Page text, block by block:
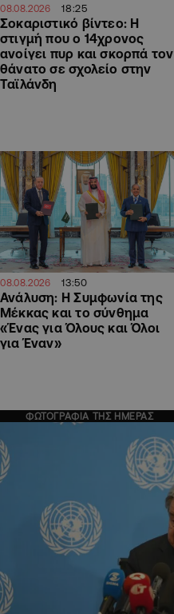
08.08.2026 18:25
Σοκαριστικό βίντεο: Η
στιγμή που ο 14χρονος
ανοίγει πυρ και σκορπά τον
θάνατο σε σχολείο στην
Ταϊλάνδη
08.08.2026 13:50
Ανάλυση: Η Συμφωνία της
Μέκκας και το σύνθημα
«Ένας για Όλους και Όλοι
για Έναν»
ΦΩΤΟΓΡΑΦΙΑ ΤΗΣ ΗΜΕΡΑΣ